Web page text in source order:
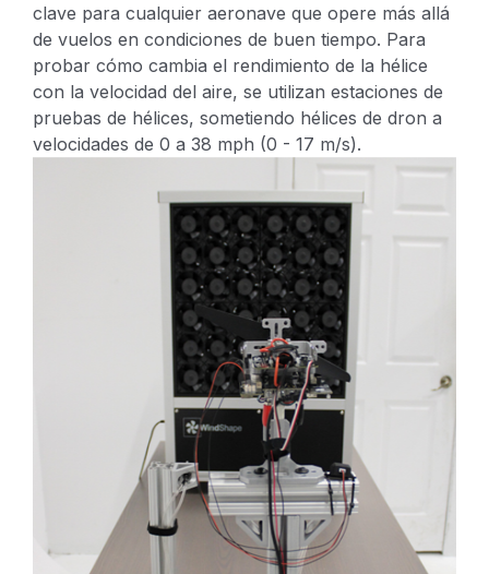
clave para cualquier aeronave que opere más allá
de vuelos en condiciones de buen tiempo. Para
probar cómo cambia el rendimiento de la hélice
con la velocidad del aire, se utilizan estaciones de
pruebas de hélices, sometiendo hélices de dron a
velocidades de 0 a 38 mph (0 - 17 m/s).